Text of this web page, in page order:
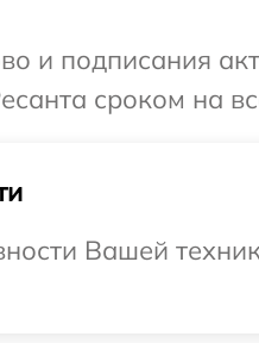
и подписания
сроком на
Вашей